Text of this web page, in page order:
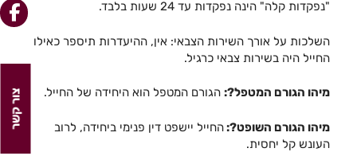
צור קשר
"נפקדות קלה" הינה נפקדות עד 24 שעות בלבד.
השלכות על אורך השירות הצבאי: אין, ההיעדרות תיספר כאילו
החייל היה בשירות צבאי כרגיל.
מיהו הגורם המטפל?:הגורם המטפל הוא היחידה של החייל.
מיהו הגורם השופט?:החייל יישפט דין פנימי ביחידה, לרוב
העונש קל יחסית.